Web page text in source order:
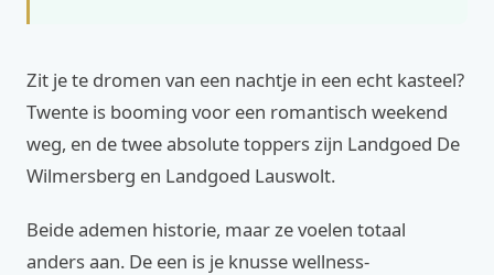
Zit je te dromen van een nachtje in een echt kasteel?
Twente is booming voor een romantisch weekend
weg, en de twee absolute toppers zijn Landgoed De
Wilmersberg en Landgoed Lauswolt.
Beide ademen historie, maar ze voelen totaal
anders aan. De een is je knusse wellness-